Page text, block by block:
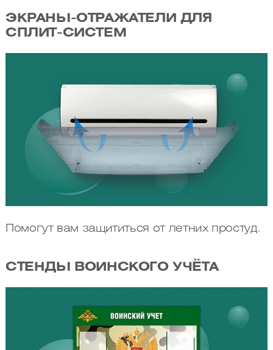
ЭКРАНЫ-ОТРАЖАТЕЛИ ДЛЯ
СПЛИТ-СИСТЕМ
Помогут вам защититься от летних простуд.
СТЕНДЫ ВОИНСКОГО УЧЁТА